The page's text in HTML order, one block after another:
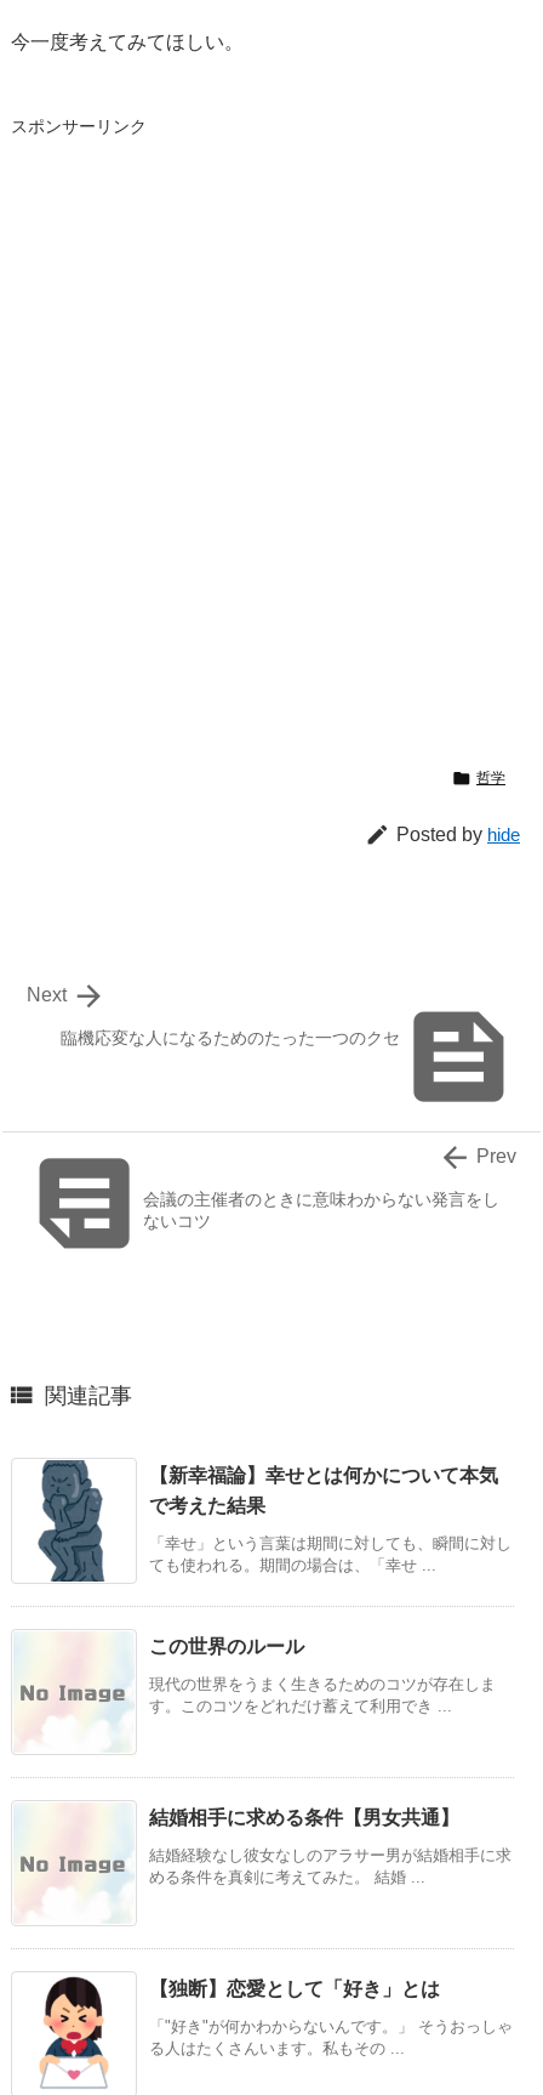
今一度考えてみてほしい。
スポンサーリンク
 哲学
 Posted by hide

臨機応変な人になるためのたった一つのクセ

Next
会議の主催者のときに意味わからない発言をし
ないコツ
 Prev
 関連記事
【新幸福論】幸せとは何かについて本気
で考えた結果
「幸せ」という言葉は期間に対しても、瞬間に対し
ても使われる。期間の場合は、「幸せ ...
この世界のルール
現代の世界をうまく生きるためのコツが存在しま
す。このコツをどれだけ蓄えて利用でき ...
結婚相手に求める条件【男女共通】
結婚経験なし彼女なしのアラサー男が結婚相手に求
める条件を真剣に考えてみた。 結婚 ...
【独断】恋愛として「好き」とは
「"好き"が何かわからないんです。」 そうおっしゃ
る人はたくさんいます。私もその ...